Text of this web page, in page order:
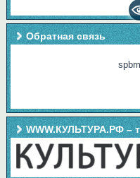
Обратная связь
WWW.КУЛЬТУРА.РФ –